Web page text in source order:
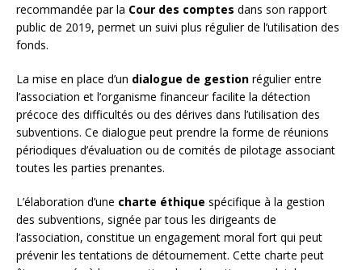
recommandée par la Cour des comptes dans son rapport
public de 2019, permet un suivi plus régulier de l’utilisation des
fonds.
La mise en place d’un dialogue de gestion régulier entre
l’association et l’organisme financeur facilite la détection
précoce des difficultés ou des dérives dans l’utilisation des
subventions. Ce dialogue peut prendre la forme de réunions
périodiques d’évaluation ou de comités de pilotage associant
toutes les parties prenantes.
L’élaboration d’une charte éthique spécifique à la gestion
des subventions, signée par tous les dirigeants de
l’association, constitue un engagement moral fort qui peut
prévenir les tentations de détournement. Cette charte peut